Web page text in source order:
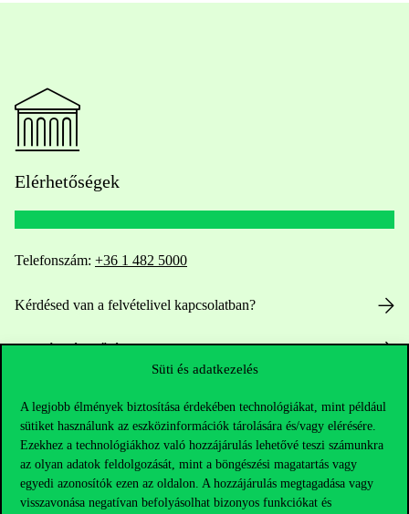
Süti és adatkezelés
A legjobb élmények biztosítása érdekében technológiákat, mint például
sütiket használunk az eszközinformációk tárolására és/vagy elérésére.
Ezekhez a technológiákhoz való hozzájárulás lehetővé teszi számunkra
az olyan adatok feldolgozását, mint a böngészési magatartás vagy
egyedi azonosítók ezen az oldalon. A hozzájárulás megtagadása vagy
visszavonása negatívan befolyásolhat bizonyos funkciókat és
Elérhetőségek
Telefonszám: +36 1 482 5000
Kérdésed van a felvételivel kapcsolatban?
Oktatói elérhetőségek
Sajtó: press@uni-corvinus.hu